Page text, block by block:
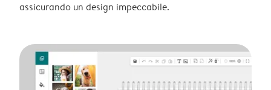
assicurando un design impeccabile.